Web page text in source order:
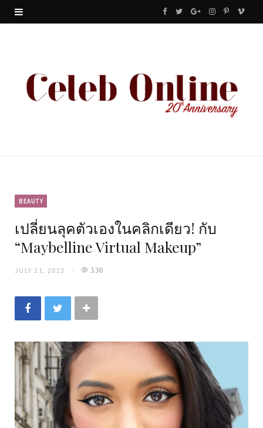
F
e
b
T
t
G
g
l
s
I
t
a
P
t
e
V
BEAUTY
เปลี่ยนลุคตัวเองในคลิกเดียว! กับ
“Maybelline Virtual Makeup”
JULY 21, 2023 330